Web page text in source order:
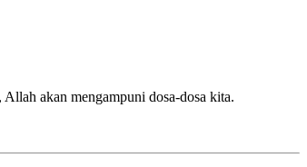
akan mengampuni dosa-dosa kita.